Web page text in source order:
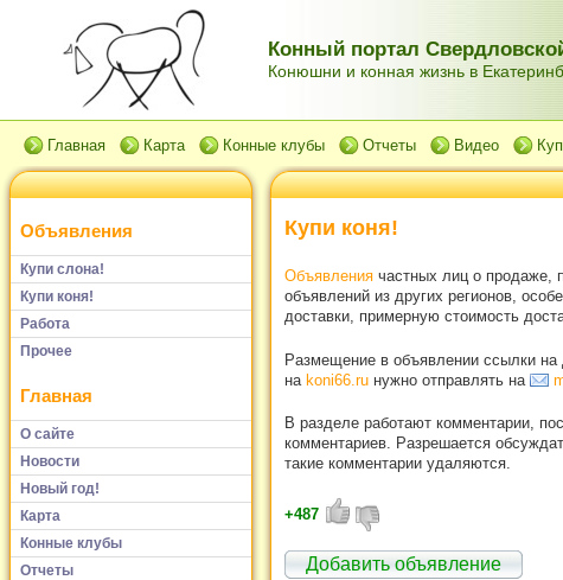
Конный портал
Конюшни и конная жизнь в
Главная Карта Конные клубы Отчеты Видео
Объявления
Купи слона!
Купи коня!
Работа
Прочее
Главная
О сайте
Новости
Новый год!
Карта
Конные клубы
Отчеты
Купи коня!
Объявления частных лиц о продаже,
объявлений из других регионов,
доставки, примерную стоимость
Размещение в объявлении ссылки на
на koni66.ru нужно отправлять на
В разделе работают комментарии,
комментариев. Разрешается
такие комментарии удаляются.
+487
Добавить объявление